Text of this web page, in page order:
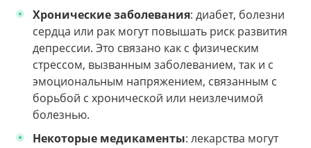
Хронические заболевания: диабет, болезни
сердца или рак могут повышать риск развития
депрессии. Это связано как с физическим
стрессом, вызванным заболеванием, так и с
эмоциональным напряжением, связанным с
борьбой с хронической или неизлечимой
болезнью.
Некоторые медикаменты: лекарства могут